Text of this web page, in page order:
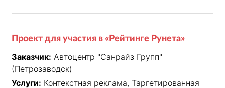
Проект для участия в «Рейтинге Рунета»
Заказчик: Автоцентр "Санрайз Групп"
(Петрозаводск)
Услуги: Контекстная реклама, Таргетированная